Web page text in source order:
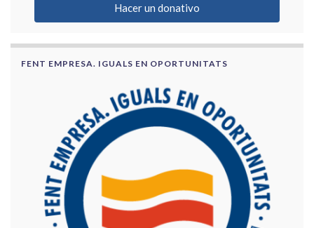
Hacer un donativo
FENT EMPRESA. IGUALS EN OPORTUNITATS